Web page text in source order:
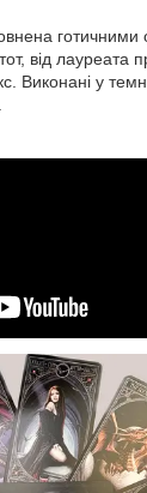
готичними
від лауреата
Виконані у